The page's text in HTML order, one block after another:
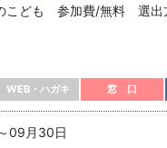
こども 参加費/無料 選出
WEB・ハガキ 窓 口
09月30日